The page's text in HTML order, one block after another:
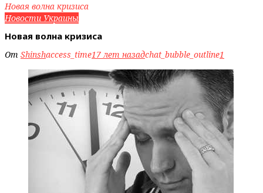
Новая волна кризиса
Новости Украины
Новая волна кризиса
От Shinshaccess_time17 лет назадchat_bubble_outline1